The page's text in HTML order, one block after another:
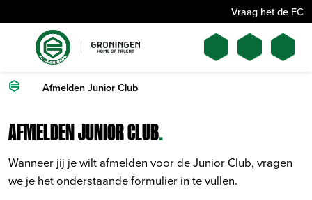
Vraag het de FC
Afmelden Junior Club
AFMELDEN JUNIOR CLUB.
Wanneer jij je wilt afmelden voor de Junior Club, vragen
we je het onderstaande formulier in te vullen.